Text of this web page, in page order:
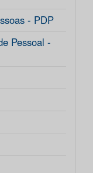
- PDP
Pessoal -